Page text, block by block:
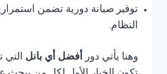
توفير صيانة دورية تضمن
النظام.
وهنا يأتي دور أفضل أي بانل التي